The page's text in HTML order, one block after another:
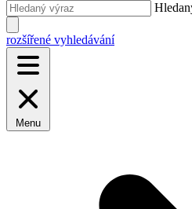
rozšířené vyhledávání
Menu